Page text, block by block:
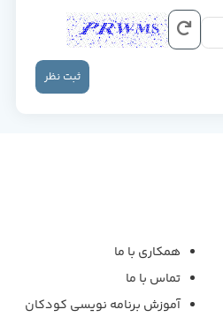
ثبت نظر
همکاری با ما
تماس با ما
آموزش برنامه نویسی کودکان